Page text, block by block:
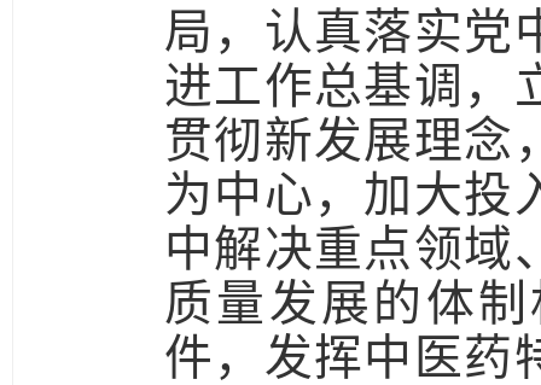
局，认真落实党
进工作总基调，
贯彻新发展理念
为中心，加大投
中解决重点领域
质量发展的体
件，发挥中医药